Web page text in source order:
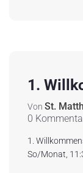
1.
Von St.
0
1.
So/Monat,